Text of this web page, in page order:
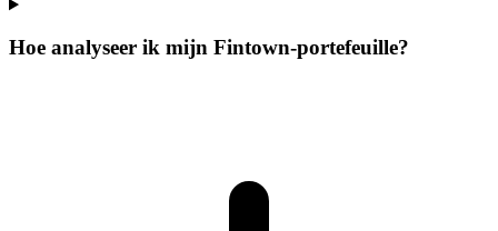
Hoe analyseer ik mijn Fintown-portefeuille?